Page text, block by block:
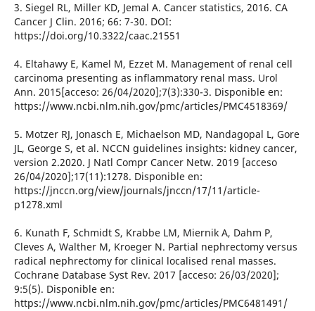
3. Siegel RL, Miller KD, Jemal A. Cancer statistics, 2016. CA
Cancer J Clin. 2016; 66: 7-30. DOI:
https://doi.org/10.3322/caac.21551
4. Eltahawy E, Kamel M, Ezzet M. Management of renal cell
carcinoma presenting as inflammatory renal mass. Urol
Ann. 2015[acceso: 26/04/2020];7(3):330-3. Disponible en:
https://www.ncbi.nlm.nih.gov/pmc/articles/PMC4518369/
5. Motzer RJ, Jonasch E, Michaelson MD, Nandagopal L, Gore
JL, George S, et al. NCCN guidelines insights: kidney cancer,
version 2.2020. J Natl Compr Cancer Netw. 2019 [acceso
26/04/2020];17(11):1278. Disponible en:
https://jnccn.org/view/journals/jnccn/17/11/article-
p1278.xml
6. Kunath F, Schmidt S, Krabbe LM, Miernik A, Dahm P,
Cleves A, Walther M, Kroeger N. Partial nephrectomy versus
radical nephrectomy for clinical localised renal masses.
Cochrane Database Syst Rev. 2017 [acceso: 26/03/2020];
9:5(5). Disponible en:
https://www.ncbi.nlm.nih.gov/pmc/articles/PMC6481491/